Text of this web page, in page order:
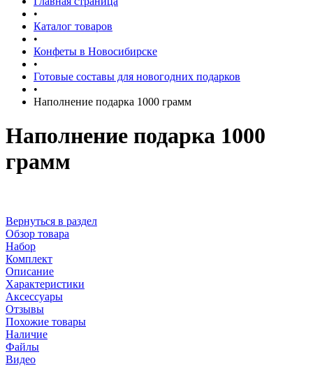
•
Каталог товаров
•
Конфеты в Новосибирске
•
Готовые составы для новогодних подарков
•
Наполнение подарка 1000 грамм
Наполнение подарка 1000
грамм
Вернуться в раздел
Обзор товара
Набор
Комплект
Описание
Характеристики
Аксессуары
Отзывы
Похожие товары
Наличие
Файлы
Видео